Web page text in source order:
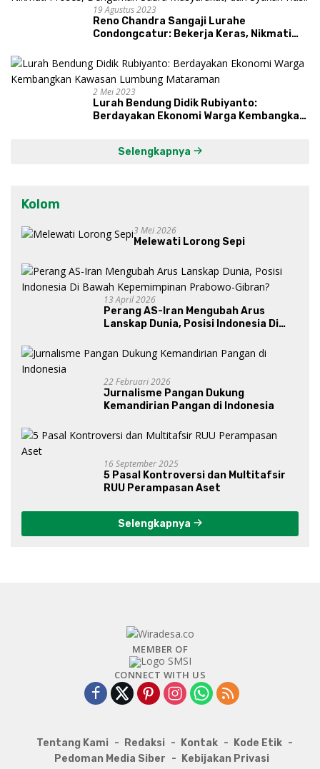
19 Agustus 2023
Reno Chandra Sangaji Lurahe
Condongcatur: Bekerja Keras, Nikmati
dan Syukuri Hasil
2 Mei 2023
Lurah Bendung Didik Rubiyanto:
Berdayakan Ekonomi Warga Kembangkan
Selengkapnya
Kolom
3 Mei 2026
Melewati Lorong Sepi
13 April 2026
Perang AS-Iran Mengubah Arus
Lanskap Dunia, Posisi Indonesia Di
Gibran?
22 Februari 2026
Jurnalisme Pangan Dukung
Kemandirian Pangan di Indonesia
16 September 2025
5 Pasal Kontroversi dan Multitafsir
RUU Perampasan Aset
Selengkapnya
MEMBER OF
CONNECT WITH US
Tentang Kami Redaksi Kontak
Kode Etik
Pedoman Media Siber
Kebijakan Privasi